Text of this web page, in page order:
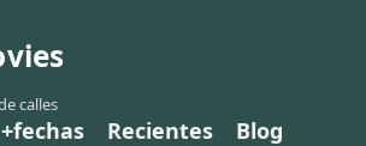
calles
+fechas Recientes
Blog